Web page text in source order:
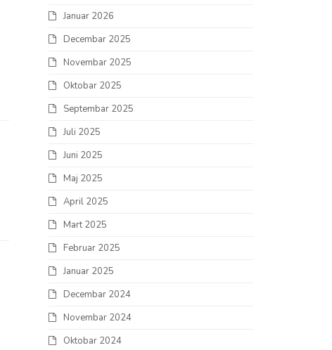
Januar 2026
Decembar 2025
Novembar 2025
Oktobar 2025
Septembar 2025
Juli 2025
Juni 2025
Maj 2025
April 2025
Mart 2025
Februar 2025
Januar 2025
Decembar 2024
Novembar 2024
Oktobar 2024